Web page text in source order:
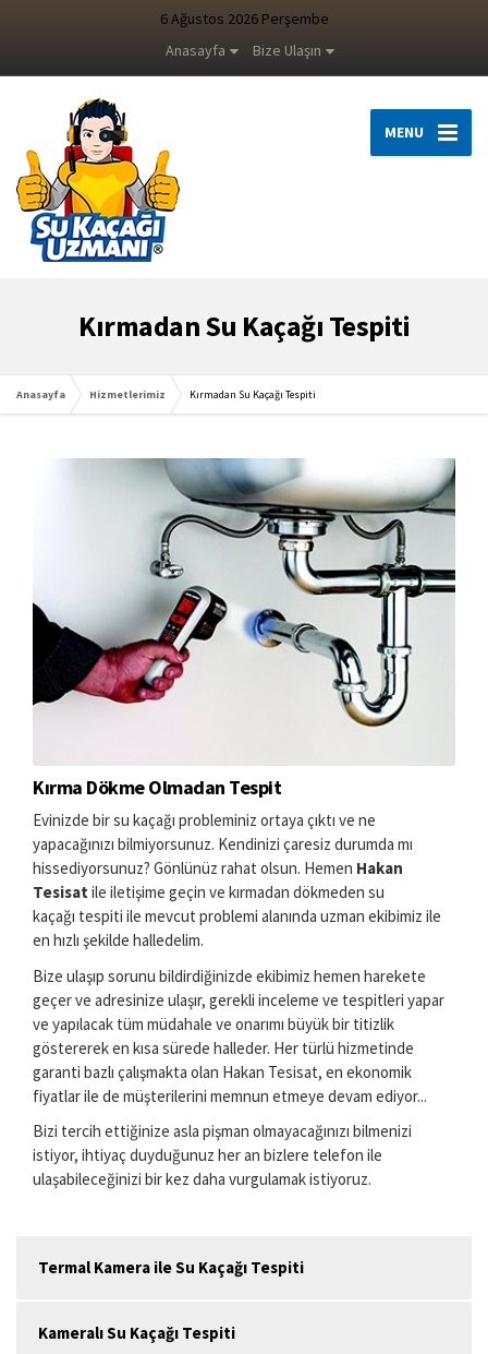
6 Ağustos 2026 Perşembe
Anasayfa
Bize Ulaşın
MENU
Kırmadan Su Kaçağı Tespiti
Anasayfa Hizmetlerimiz Kırmadan Su Kaçağı Tespiti
Kırma Dökme Olmadan Tespit
Evinizde bir su kaçağı probleminiz ortaya çıktı ve ne
yapacağınızı bilmiyorsunuz. Kendinizi çaresiz durumda mı
hissediyorsunuz? Gönlünüz rahat olsun. Hemen Hakan
Tesisat ile iletişime geçin ve kırmadan dökmeden su
kaçağı tespiti ile mevcut problemi alanında uzman ekibimiz ile
en hızlı şekilde halledelim.
Bize ulaşıp sorunu bildirdiğinizde ekibimiz hemen harekete
geçer ve adresinize ulaşır, gerekli inceleme ve tespitleri yapar
ve yapılacak tüm müdahale ve onarımı büyük bir titizlik
göstererek en kısa sürede halleder. Her türlü hizmetinde
garanti bazlı çalışmakta olan Hakan Tesisat, en ekonomik
fiyatlar ile de müşterilerini memnun etmeye devam ediyor...
Bizi tercih ettiğinize asla pişman olmayacağınızı bilmenizi
istiyor, ihtiyaç duyduğunuz her an bizlere telefon ile
ulaşabileceğinizi bir kez daha vurgulamak istiyoruz.
Termal Kamera ile Su Kaçağı Tespiti
Kameralı Su Kaçağı Tespiti